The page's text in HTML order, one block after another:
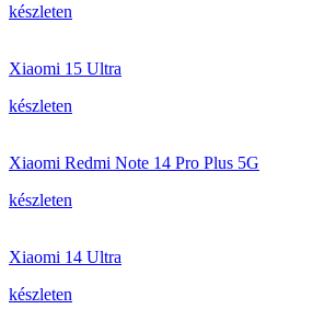
készleten
Xiaomi 15 Ultra
készleten
Xiaomi Redmi Note 14 Pro Plus 5G
készleten
Xiaomi 14 Ultra
készleten